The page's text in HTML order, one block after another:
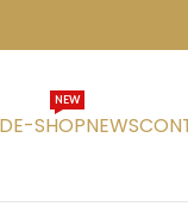
E-SHOP
NEW
NEWS